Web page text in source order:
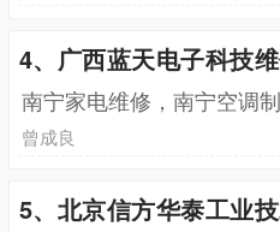
4、广西蓝天电子科技
南宁家电维修，南宁空调
曾成良
5、北京信方华泰工业